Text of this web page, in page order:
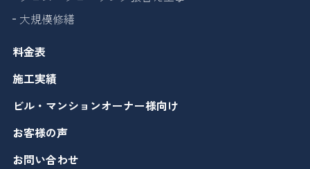
大規模修繕
料金表
施工実績
ビル・マンションオーナー様向け
お客様の声
お問い合わせ